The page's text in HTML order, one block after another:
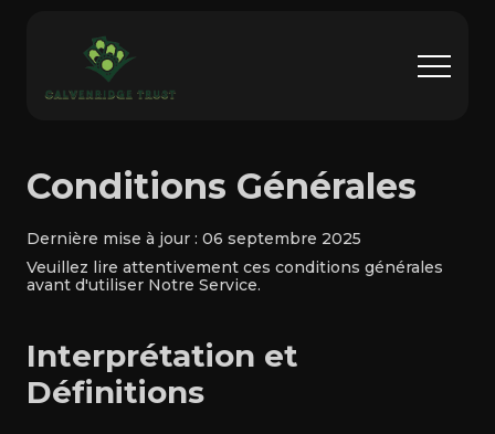
Conditions Générales
Dernière mise à jour : 06 septembre 2025
Veuillez lire attentivement ces conditions générales
avant d'utiliser Notre Service.
Interprétation et
Définitions